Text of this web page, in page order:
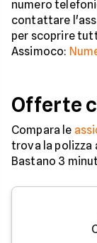
numero
contattare
per scoprire
Assimoco:
Offerte
Compara le
trova la polizza
Bastano 3